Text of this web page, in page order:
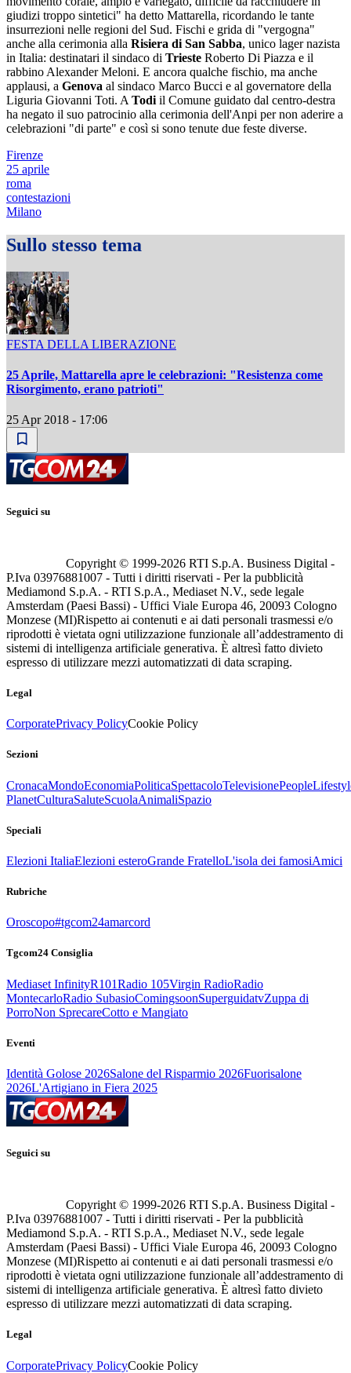
giudizi troppo sintetici" ha detto Mattarella, ricordando le tante
insurrezioni nelle regioni del Sud. Fischi e grida di "vergogna"
anche alla cerimonia alla Risiera di San Sabba, unico lager nazista
in Italia: destinatari il sindaco di Trieste Roberto Di Piazza e il
rabbino Alexander Meloni. E ancora qualche fischio, ma anche
applausi, a Genova al sindaco Marco Bucci e al governatore della
Liguria Giovanni Toti. A Todi il Comune guidato dal centro-destra
ha negato il suo patrocinio alla cerimonia dell'Anpi per non aderire a
celebrazioni "di parte" e così si sono tenute due feste diverse.
Firenze
25 aprile
roma
contestazioni
Milano
Sullo stesso tema
FESTA DELLA LIBERAZIONE
25 Aprile, Mattarella apre le celebrazioni: "Resistenza come
Risorgimento, erano patrioti"
25 Apr 2018 - 17:06
Seguici su
Copyright © 1999-2026 RTI S.p.A. Business Digital -
P.Iva 03976881007 - Tutti i diritti riservati - Per la pubblicità
Mediamond S.p.A. - RTI S.p.A., Mediaset N.V., sede legale
Amsterdam (Paesi Bassi) - Uffici Viale Europa 46, 20093 Cologno
Monzese (MI)Rispetto ai contenuti e ai dati personali trasmessi e/o
riprodotti è vietata ogni utilizzazione funzionale all’addestramento di
sistemi di intelligenza artificiale generativa. È altresì fatto divieto
espresso di utilizzare mezzi automatizzati di data scraping.
Legal
CorporatePrivacy PolicyCookie Policy
Sezioni
CronacaMondoEconomiaPoliticaSpettacoloTelevisionePeople
PlanetCulturaSaluteScuolaAnimaliSpazio
Speciali
Elezioni ItaliaElezioni esteroGrande FratelloL'isola dei famosiAmici
Rubriche
Oroscopo#tgcom24amarcord
Tgcom24 Consiglia
Mediaset InfinityR101Radio 105Virgin RadioRadio
MontecarloRadio SubasioComingsoonSuperguidatvZuppa di
PorroNon SprecareCotto e Mangiato
Eventi
Identità Golose 2026Salone del Risparmio 2026Fuorisalone
2026L'Artigiano in Fiera 2025
Seguici su
Copyright © 1999-2026 RTI S.p.A. Business Digital -
P.Iva 03976881007 - Tutti i diritti riservati - Per la pubblicità
Mediamond S.p.A. - RTI S.p.A., Mediaset N.V., sede legale
Amsterdam (Paesi Bassi) - Uffici Viale Europa 46, 20093 Cologno
Monzese (MI)Rispetto ai contenuti e ai dati personali trasmessi e/o
riprodotti è vietata ogni utilizzazione funzionale all’addestramento di
sistemi di intelligenza artificiale generativa. È altresì fatto divieto
espresso di utilizzare mezzi automatizzati di data scraping.
Legal
CorporatePrivacy PolicyCookie Policy